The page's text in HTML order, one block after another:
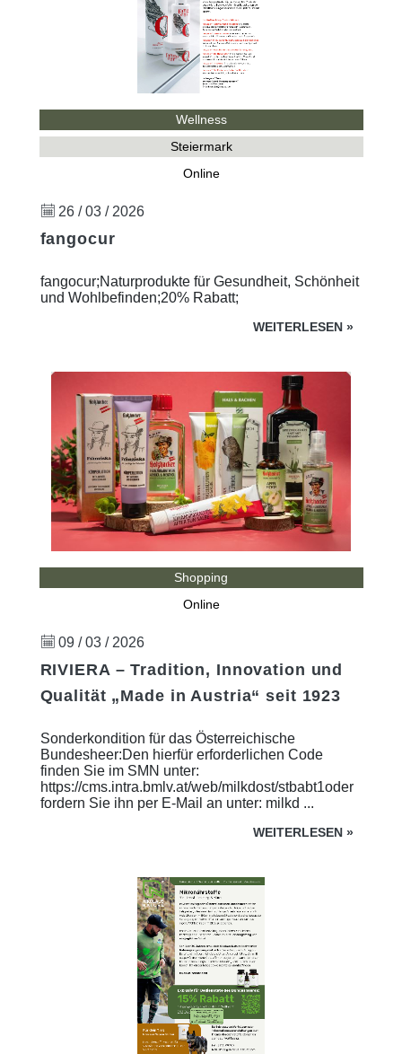
Wellness
Steiermark
Online
26 / 03 / 2026
fangocur
fangocur;Naturprodukte für Gesundheit, Schönheit
und Wohlbefinden;20% Rabatt;
WEITERLESEN »
Shopping
Online
09 / 03 / 2026
RIVIERA – Tradition, Innovation und
Qualität „Made in Austria“ seit 1923
Sonderkondition für das Österreichische
Bundesheer:Den hierfür erforderlichen Code
finden Sie im SMN unter:
https://cms.intra.bmlv.at/web/milkdost/stbabt1oder
fordern Sie ihn per E-Mail an unter: milkd ...
WEITERLESEN »